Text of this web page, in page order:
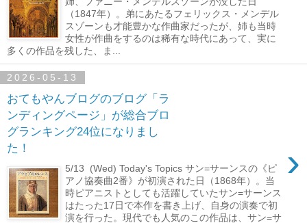
（1847年）。弟にあたるフェリックス・メンデル
スゾーンも才能豊かな作曲家だったが、姉も当時
女性が作曲をするのは稀有な時代にあって、実に
多くの作品を残した、ま...
2026-05-13
おてもやんブログのブログ「ラ
ンディングページ」が総合ブロ
グランキング24位になりまし
た！
›
5/13 (Wed) Today's Topics サン=サーンスの《ピ
アノ協奏曲2番》が初演された日（1868年）。当
時ピアニストとしても活躍していたサン=サーンス
はたった17日で本作を書き上げ、自身の演奏で初
演を行った。現代でも人気のこの作品は、サン=サ